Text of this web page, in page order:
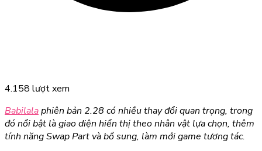
4.158 lượt xem
Babilalaphiên bản 2.28 có nhiều thay đổi quan trọng, trong
đó nổi bật là giao diện hiển thị theo nhân vật lựa chọn, thêm
tính năng Swap Part và bổ sung, làm mới game tương tác.